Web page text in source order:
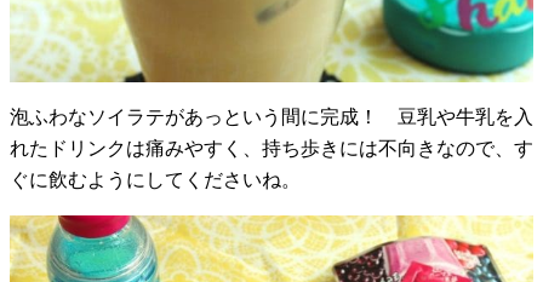
泡ふわなソイラテがあっという間に完成！ 豆乳や牛乳を入
れたドリンクは痛みやすく、持ち歩きには不向きなので、す
ぐに飲むようにしてくださいね。